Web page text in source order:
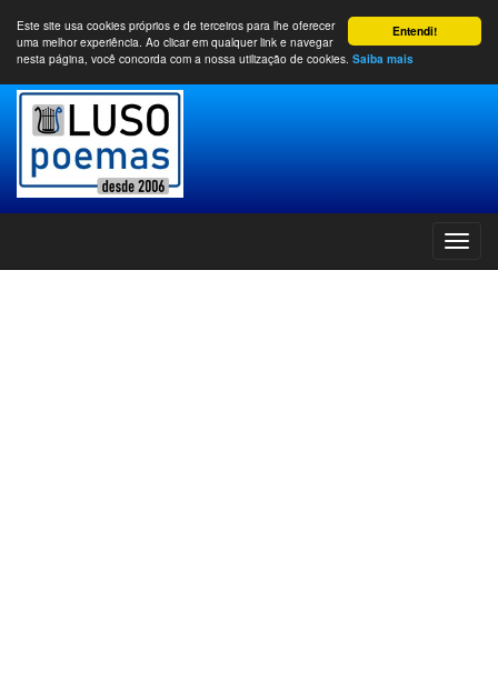
Entendi!
Este site usa cookies próprios e de terceiros para lhe oferecer
uma melhor experiência. Ao clicar em qualquer link e navegar
nesta página, você concorda com a nossa utilização de cookies. Saiba mais